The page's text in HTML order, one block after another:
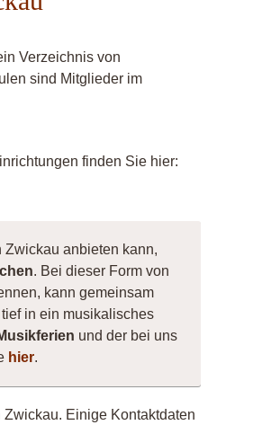
Verzeichnis von
sind Mitglieder im
finden Sie hier:
anbieten kann,
. Bei dieser Form von
kann gemeinsam
in ein musikalisches
und der bei uns
hier.
Einige Kontaktdaten